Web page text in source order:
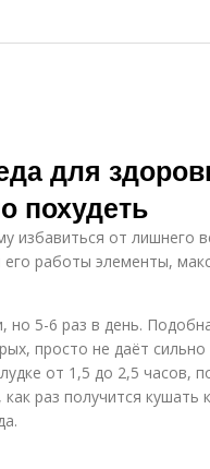
для
похудеть
избавиться от лишнего
работы элементы,
5-6 раз в день.
просто не даёт сильно
от 1,5 до 2,5 часов,
раз получится кушать